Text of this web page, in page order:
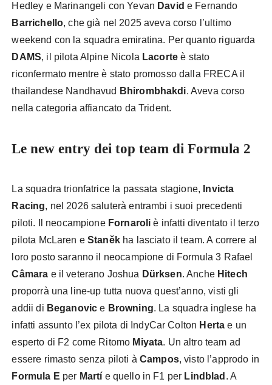
Hedley e Marinangeli con Yevan Davide Fernando
Barrichello, che già nel 2025 aveva corso l’ultimo
weekend con la squadra emiratina. Per quanto riguarda
DAMS, il pilota Alpine Nicola Lacorteè stato
riconfermato mentre è stato promosso dalla FRECA il
thailandese Nandhavud Bhirombhakdi. Aveva corso
nella categoria affiancato da Trident.
Le new entry dei top team di Formula 2
La squadra trionfatrice la passata stagione, Invicta
Racing, nel 2026 saluterà entrambi i suoi precedenti
piloti. Il neocampione Fornaroliè infatti diventato il terzo
pilota McLaren eStaněk ha lasciato il team. A correre al
loro posto saranno il neocampione di Formula 3 Rafael
Câmara e il veterano Joshua Dürksen. Anche Hitech
proporrà una line-up tutta nuova quest’anno, visti gli
addii di Beganovic e Browning. La squadra inglese ha
infatti assunto l’ex pilota di IndyCar Colton Herta e un
esperto di F2 come Ritomo Miyata. Un altro team ad
essere rimasto senza piloti à Campos, visto l’approdo in
Formula E per Martí e quello in F1 per Lindblad . A